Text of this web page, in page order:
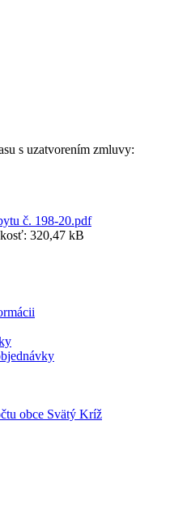
s uzatvorením zmluvy:
č. 198-20.pdf
320,47 kB
obce Svätý Kríž